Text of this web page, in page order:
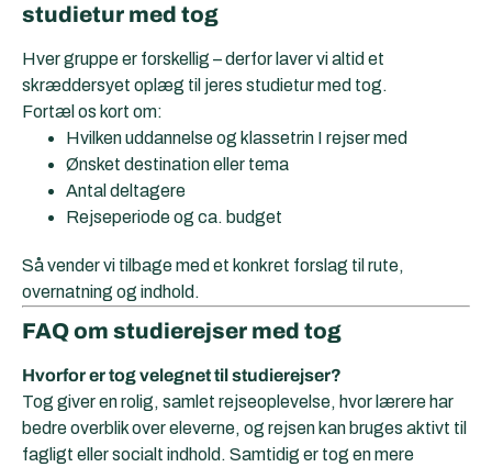
studietur med tog
Hver gruppe er forskellig – derfor laver vi altid et
skræddersyet oplæg til jeres studietur med tog.
Fortæl os kort om:
Hvilken uddannelse og klassetrin I rejser med
Ønsket destination eller tema
Antal deltagere
Rejseperiode og ca. budget
Så vender vi tilbage med et konkret forslag til rute,
overnatning og indhold.
FAQ om studierejser med tog
Hvorfor er tog velegnet til studierejser?
Tog giver en rolig, samlet rejseoplevelse, hvor lærere har
bedre overblik over eleverne, og rejsen kan bruges aktivt til
fagligt eller socialt indhold. Samtidig er tog en mere